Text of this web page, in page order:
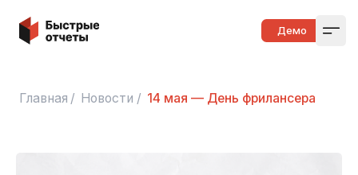
Быстрые отчеты Демо
Главная / Новости / 14 мая — День фрилансера